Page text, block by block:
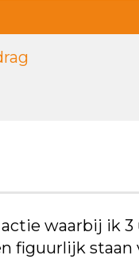
waarbij ik 3
figuurlijk staan